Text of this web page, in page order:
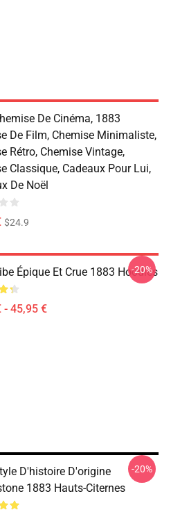
De Cinéma, 1883
De Film, Chemise Minimaliste,
Rétro, Chemise Vintage,
Classique, Cadeaux Pour Lui,
De Noël
$24.9
Épique Et Crue 1883 Hoodies
- 45,95 €
-20%
D'histoire D'origine
1883 Hauts-Citernes
-20%